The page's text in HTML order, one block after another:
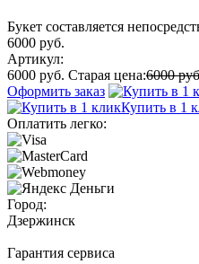
Букет составляется
6000 руб.
Артикул:
6000 руб. Старая цена:6000
Оформить заказ
Купить в 1
Оплатить легко:
Город:
Дзержинск
Гарантия сервиса